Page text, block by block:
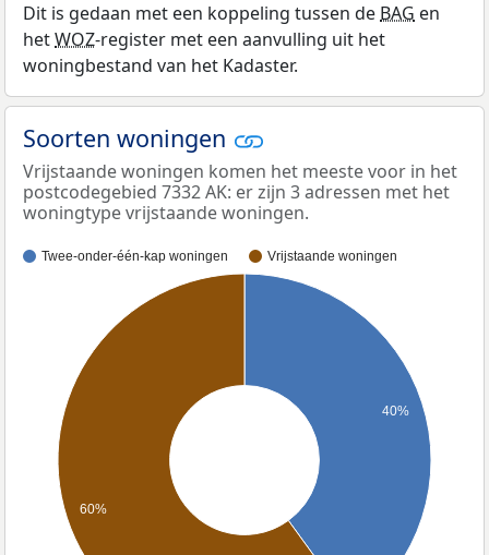
Dit is gedaan met een koppeling tussen de BAG en
hetWOZ-register met een aanvulling uit het
woningbestand van het Kadaster.
Soorten woningen
Vrijstaande woningen komen het meeste voor in het
postcodegebied 7332 AK: er zijn 3 adressen met het
woningtype vrijstaande woningen.
Twee-onder-één-kap woningen Vrijstaande woningen
40%
60%